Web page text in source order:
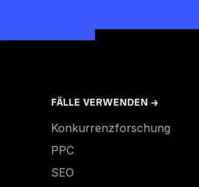
FÄLLE VERWENDEN →
Konkurrenzforschung
PPC
SEO